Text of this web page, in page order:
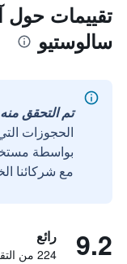
تقييمات حول
سالوستيو
تم التحقق منه
الحجوزات
مع شركائنا
9.2 رائع
224 من التقييمات تم التحقق منها